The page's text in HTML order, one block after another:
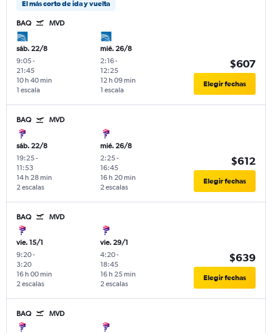
El más corto de ida y vuelta
BAQ MVD
sáb. 22/8
9:05-
21:45
1 escala
10 h 40 min
mié. 26/8
2:16-
12:25
1 escala
12 h 09 min
$607
Elegir fechas
BAQ MVD
sáb. 22/8
19:25-
11:53
2 escalas
14 h 28 min
mié. 26/8
2:25-
16:45
2 escalas
16 h 20 min
$612
Elegir fechas
BAQ MVD
vie. 15/1
9:20-
3:20
2 escalas
16 h 00 min
vie. 29/1
4:20-
18:45
2 escalas
16 h 25 min
$639
Elegir fechas
BAQ MVD